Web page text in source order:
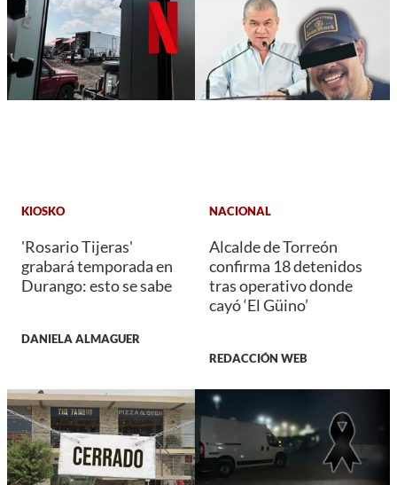
KIOSKO
'Rosario Tijeras'
grabará temporada en
Durango: esto se sabe
DANIELA ALMAGUER
NACIONAL
Alcalde de Torreón
confirma 18 detenidos
tras operativo donde
cayó ‘El Güino’
REDACCIÓN WEB